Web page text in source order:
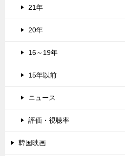
21年
20年
16～19年
15年以前
ニュース
評価・視聴率
韓国映画